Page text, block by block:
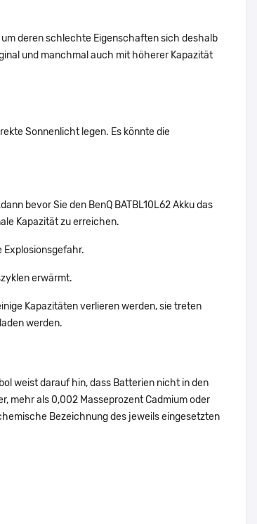
deren schlechte Eigenschaften sich deshalb
und manchmal auch mit höherer Kapazität
Sonnenlicht legen. Es könnte die
bevor Sie den BenQ BATBL10L62 Akku das
Kapazität zu erreichen.
Explosionsgefahr.
erwärmt.
Kapazitäten verlieren werden, sie treten
werden.
weist darauf hin, dass Batterien nicht in den
mehr als 0,002 Masseprozent Cadmium oder
Bezeichnung des jeweils eingesetzten